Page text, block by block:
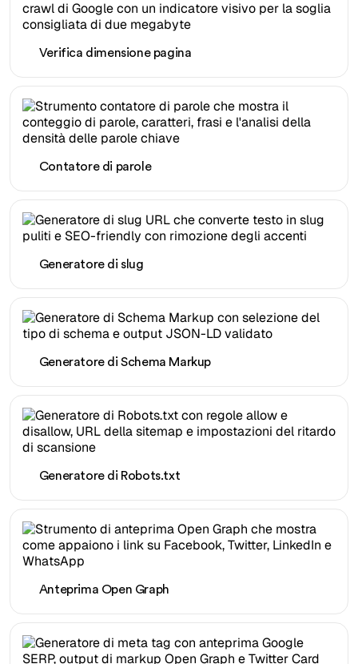
Verifica dimensione pagina
Contatore di parole
Generatore di slug
Generatore di Schema Markup
Generatore di Robots.txt
Anteprima Open Graph